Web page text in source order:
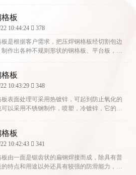
板
10:44:24
378
是根据客户需求，把压焊钢格板经切割包边
作出各种不规则形状的钢格板、平台板，钢
板
10:43:29
348
板表面处理可采用热镀锌，可起到防止氧化的
以采用不锈钢制作，喷塑，冷镀锌，它的特
板
10:42:43
341
板由一面是锯齿状的扁钢焊接而成，除具有普
的特点和用途以外还具有较强的防滑能力，尤